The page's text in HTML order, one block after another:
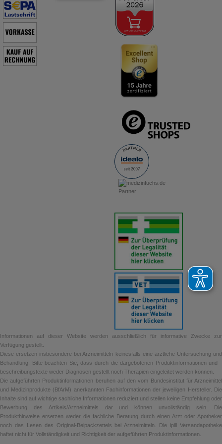
Informationen auf dieser Website werden ausschließlich für informative Zwecke zur
Verfügung gestellt.
Diese ersetzen insbesondere bei Arzneimitteln keinesfalls eine ärztliche Untersuchung und
Behandlung. Bitte beachten Sie, dass durch die dargebotenen Produktinformationen und -
beschreibungstexte weder Diagnosen gestellt noch Therapien eingeleitet werden können.
Die aufgeführten Produktinformationen beruhen auf den vom Bundesinstitut für Arzneimittel
und Medizinprodukte (BfArM) anerkannten Fachinformationen der jeweiligen Hersteller. Die
Inhalte sind auf wichtige sachliche Informationen reduziert und stellen keine Empfehlung oder
Bewerbung des Artikels/Arzneimittels dar und können unvollständig sein. Die
Produkthinweise ersetzen weder die fachliche Beratung durch einen Arzt oder Apotheker
noch das Lesen des Original-Beipackzettels bei Arzneimitteln. Die ipill Versandapotheke
haftet nicht für Vollständigkeit und Richtigkeit der aufgeführten Produktinformationen.